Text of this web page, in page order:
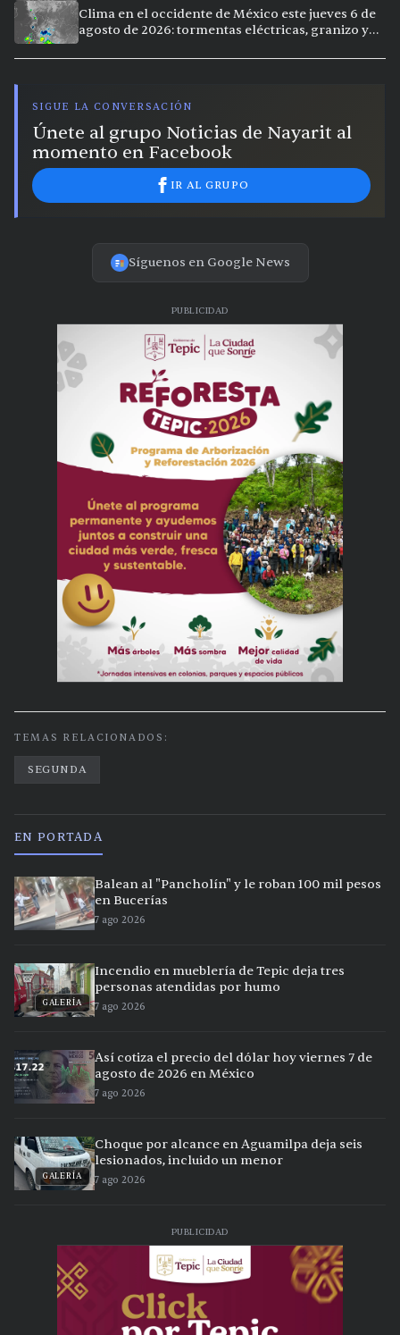
Clima en el occidente de México este jueves 6 de
agosto de 2026: tormentas eléctricas, granizo y
SIGUE LA CONVERSACIÓN
Únete al grupo Noticias de Nayarit al
momento en Facebook
IR AL GRUPO
Síguenos en Google News
PUBLICIDAD
TEMAS RELACIONADOS:
SEGUNDA
EN PORTADA
Balean al "Pancholín" y le roban 100 mil pesos
en Bucerías
7 ago 2026
GALERÍA
Incendio en mueblería de Tepic deja tres
personas atendidas por humo
7 ago 2026
Así cotiza el precio del dólar hoy viernes 7 de
agosto de 2026 en México
7 ago 2026
GALERÍA
Choque por alcance en Aguamilpa deja seis
lesionados, incluido un menor
7 ago 2026
PUBLICIDAD